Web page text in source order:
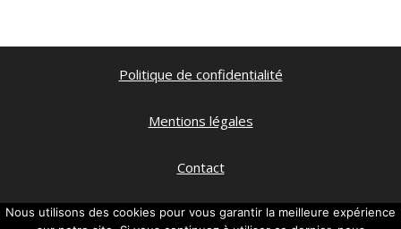
Politique de confidentialité
Mentions légales
Contact
Qui suis je ?
Nous utilisons des cookies pour vous garantir la meilleure expérience